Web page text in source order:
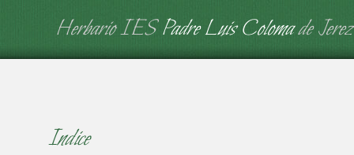
Herbario IES Padre Luis Colomade Jerez
Indice